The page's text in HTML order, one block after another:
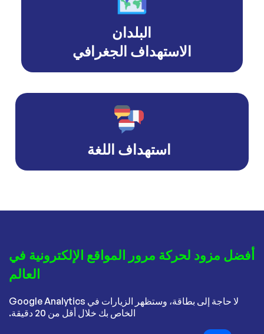
البلدان
الاستهداف الجغرافي
استهداف اللغة
أفضل مزود لحركة مرور المواقع الإلكترونية في
العالم
لا حاجة إلى بطاقة، وستظهر الزيارات في Google Analytics
الخاص بك خلال أقل من 20 دقيقة.